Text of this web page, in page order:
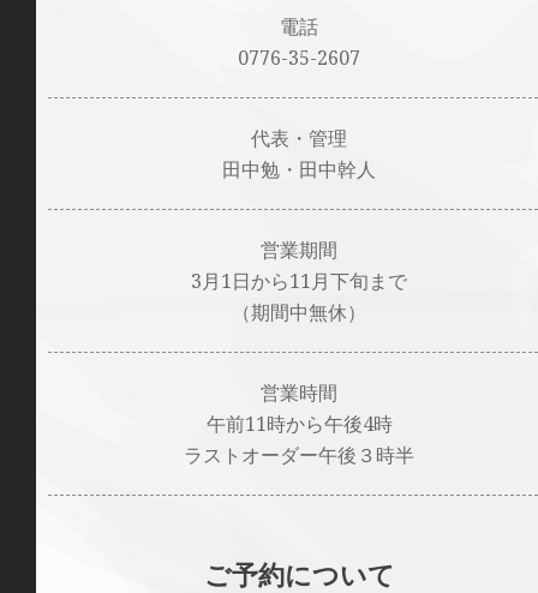
電話
0776-35-2607
代表・管理
田中勉・田中幹人
営業期間
3月1日から11月下旬まで
（期間中無休）
営業時間
午前11時から午後4時
ラストオーダー午後３時半
ご予約について